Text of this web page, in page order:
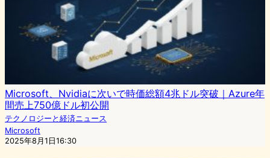
Microsoft、Nvidiaに次いで時価総額4兆ドル突破｜Azure年
間売上750億ドル初公開
テクノロジーと経済ニュース
Microsoft
2025年8月1日16:30